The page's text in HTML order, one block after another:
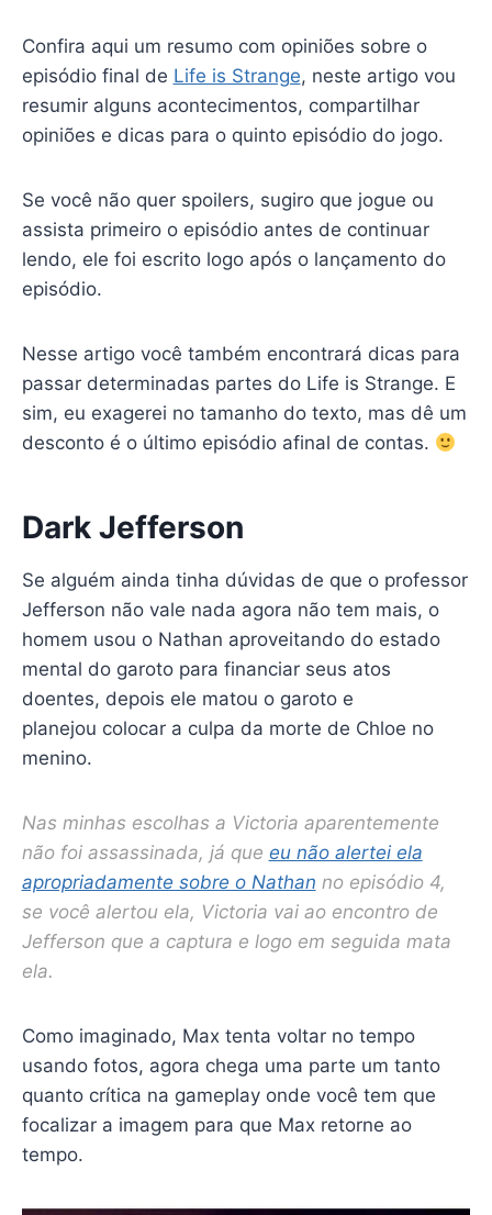
Confira aqui um resumo com opiniões sobre o
episódio final de Life is Strange, neste artigo vou
resumir alguns acontecimentos, compartilhar
opiniões e dicas para o quinto episódio do jogo.
Se você não quer spoilers, sugiro que jogue ou
assista primeiro o episódio antes de continuar
lendo, ele foi escrito logo após o lançamento do
episódio.
Nesse artigo você também encontrará dicas para
passar determinadas partes do Life is Strange. E
sim, eu exagerei no tamanho do texto, mas dê um
desconto é o último episódio afinal de contas.
Dark Jefferson
Se alguém ainda tinha dúvidas de que o professor
Jefferson não vale nada agora não tem mais, o
homem usou o Nathan aproveitando do estado
mental do garoto para financiar seus atos
doentes, depois ele matou o garoto e
planejou colocar a culpa da morte de Chloe no
menino.
Nas minhas escolhas a Victoria aparentemente
não foi assassinada, já que eu não alertei ela
apropriadamente sobre o Nathan no episódio 4,
se você alertou ela, Victoria vai ao encontro de
Jefferson que a captura e logo em seguida mata
ela.
Como imaginado, Max tenta voltar no tempo
usando fotos, agora chega uma parte um tanto
quanto crítica na gameplay onde você tem que
focalizar a imagem para que Max retorne ao
tempo.